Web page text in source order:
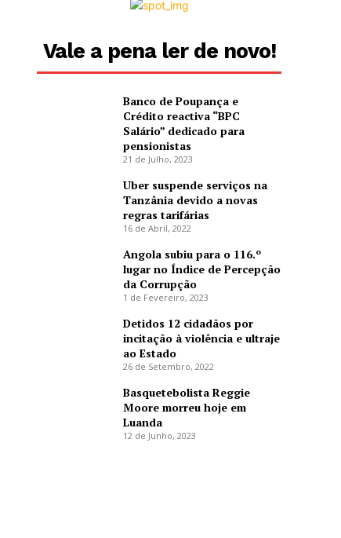
Vale a pena ler de novo!
Banco de Poupança e
Crédito reactiva “BPC
Salário” dedicado para
pensionistas
21 de Julho, 2023
Uber suspende serviços na
Tanzânia devido a novas
regras tarifárias
16 de Abril, 2022
Angola subiu para o 116.º
lugar no Índice de Percepção
da Corrupção
1 de Fevereiro, 2023
Detidos 12 cidadãos por
incitação à violência e ultraje
ao Estado
26 de Setembro, 2022
Basquetebolista Reggie
Moore morreu hoje em
Luanda
12 de Junho, 2023